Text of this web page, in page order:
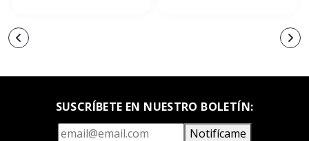
SUSCRÍBETE EN NUESTRO BOLETÍN:
Notifícame